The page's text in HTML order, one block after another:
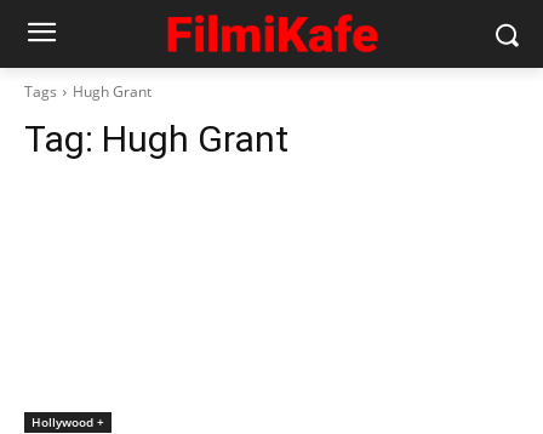
Tags Hugh Grant
Tag: Hugh Grant
Hollywood +